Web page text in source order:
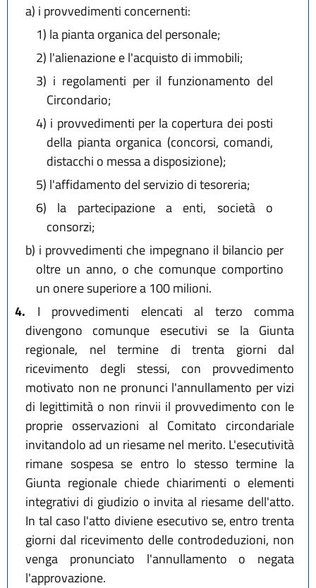
a) i provvedimenti concernenti:
1) la pianta organica del personale;
2) l'alienazione e l'acquisto di immobili;
3) i regolamenti per il funzionamento del
Circondario;
4) i provvedimenti per la copertura dei posti
della pianta organica (concorsi, comandi,
distacchi o messa a disposizione);
5) l'affidamento del servizio di tesoreria;
6) la partecipazione a enti, società o
consorzi;
b) i provvedimenti che impegnano il bilancio per
oltre un anno, o che comunque comportino
un onere superiore a 100 milioni.
4. I provvedimenti elencati al terzo comma
divengono comunque esecutivi se la Giunta
regionale, nel termine di trenta giorni dal
ricevimento degli stessi, con provvedimento
motivato non ne pronunci l'annullamento per vizi
di legittimità o non rinvii il provvedimento con le
proprie osservazioni al Comitato circondariale
invitandolo ad un riesame nel merito. L'esecutività
rimane sospesa se entro lo stesso termine la
Giunta regionale chiede chiarimenti o elementi
integrativi di giudizio o invita al riesame dell'atto.
In tal caso l'atto diviene esecutivo se, entro trenta
giorni dal ricevimento delle controdeduzioni, non
venga pronunciato l'annullamento o negata
l'approvazione.